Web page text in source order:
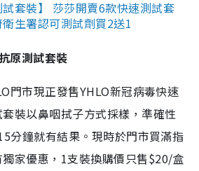
套裝】 莎莎開賣6款快速測試套
生署認可測試劑買2送1
原測試套裝
門市現正發售YHLO新冠病毒快速
裝以鼻咽拭子方式採樣，準確性
分鐘就有結果。現時於門市買滿指
家優惠，1支裝換購價只售$20/盒